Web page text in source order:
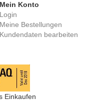
Mein Konto
Login
Meine Bestellungen
Kundendaten bearbeiten
Einkaufen